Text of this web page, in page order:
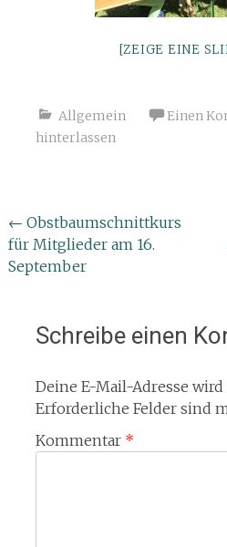
[ZEIGE EINE
Allgemein
Einen
hinterlassen
Beitragsnavigation
← Obstbaumschnittkurs
für Mitglieder am 16.
September
Schreibe einen
Deine E-Mail-Adresse
Erforderliche Felder sind
Kommentar *